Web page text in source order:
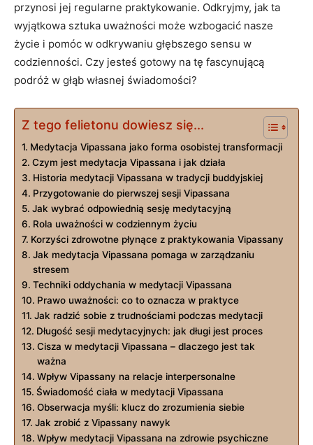
przynosi jej regularne praktykowanie. Odkryjmy, jak ta
wyjątkowa sztuka‌ uważności może wzbogacić nasze
życie​ i pomóc w odkrywaniu​ głębszego ‍sensu w
codzienności.⁤ Czy jesteś gotowy na tę fascynującą
podróż w⁣ głąb własnej świadomości?
Z tego felietonu dowiesz się...
Medytacja Vipassana jako forma osobistej transformacji
Czym‌ jest medytacja Vipassana i‌ jak działa
Historia ⁣medytacji Vipassana w tradycji buddyjskiej
Przygotowanie​ do pierwszej sesji​ Vipassana
Jak​ wybrać odpowiednią sesję⁣ medytacyjną
Rola uważności ‌w​ codziennym ⁢życiu
Korzyści zdrowotne ​płynące z praktykowania Vipassany
Jak medytacja Vipassana pomaga w ‍zarządzaniu
stresem
Techniki ‍oddychania w medytacji Vipassana
Prawo uważności: co to oznacza ⁣w praktyce
Jak radzić​ sobie z ‌trudnościami podczas‍ medytacji
Długość sesji medytacyjnych: jak‌ długi jest​ proces
Cisza w medytacji ​Vipassana – dlaczego jest tak
ważna
Wpływ Vipassany na relacje‌ interpersonalne
Świadomość ciała w medytacji Vipassana
Obserwacja myśli: klucz do zrozumienia siebie
Jak ⁤zrobić z ‌Vipassany nawyk
Wpływ medytacji Vipassana na zdrowie⁣ psychiczne